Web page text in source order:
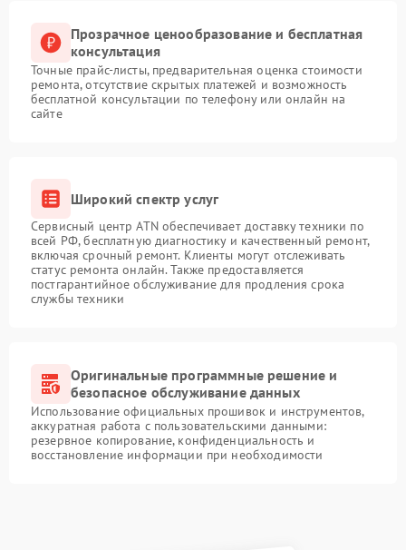
Прозрачное ценообразование и бесплатная
консультация
Точные прайс-листы, предварительная оценка стоимости
ремонта, отсутствие скрытых платежей и возможность
бесплатной консультации по телефону или онлайн на
сайте
Широкий спектр услуг
Сервисный центр ATN обеспечивает доставку техники по
всей РФ, бесплатную диагностику и качественный ремонт,
включая срочный ремонт. Клиенты могут отслеживать
статус ремонта онлайн. Также предоставляется
постгарантийное обслуживание для продления срока
службы техники
Оригинальные программные решение и
безопасное обслуживание данных
Использование официальных прошивок и инструментов,
аккуратная работа с пользовательскими данными:
резервное копирование, конфиденциальность и
восстановление информации при необходимости